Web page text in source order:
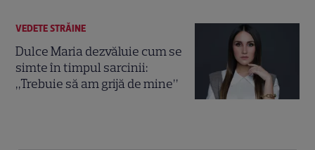
VEDETE STRĂINE
Dulce Maria dezvăluie cum se
simte în timpul sarcinii:
„Trebuie să am grijă de mine”